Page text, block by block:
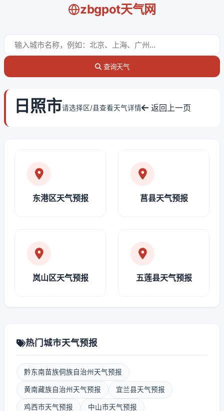
zbgpot天气网
查询天气
日照市请选择区/县查看天气详情 返回上一页
东港区天气预报 莒县天气预报
岚山区天气预报 五莲县天气预报
热门城市天气预报
黔东南苗族侗族自治州天气预报
黄南藏族自治州天气预报 宜兰县天气预报
鸡西市天气预报 中山市天气预报